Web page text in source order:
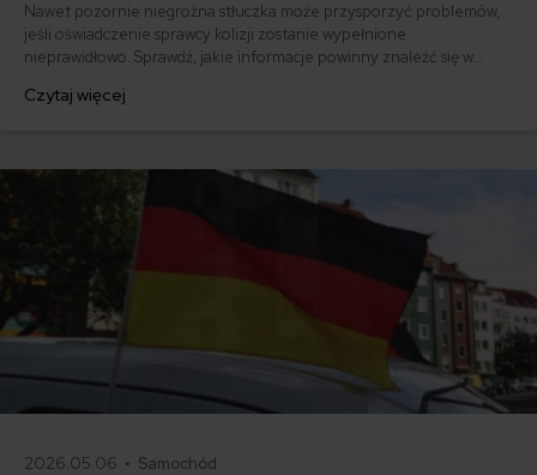
Nawet pozornie niegroźna stłuczka może przysporzyć problemów,
jeśli oświadczenie sprawcy kolizji zostanie wypełnione
nieprawidłowo. Sprawdź, jakie informacje powinny znaleźć się w
Czytaj więcej
2026.05.06 • Samochód